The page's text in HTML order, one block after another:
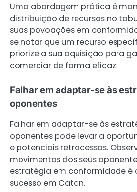
Uma abordagem prática é
distribuição de recursos no
suas povoações em
se notar que um recurso
priorize a sua aquisição para
comerciar de forma eficaz.
Falhar em adaptar-se às
oponentes
Falhar em adaptar-se às
oponentes pode levar a
e potenciais retrocessos.
movimentos dos seus
estratégia em conformidade é
sucesso em Catan.